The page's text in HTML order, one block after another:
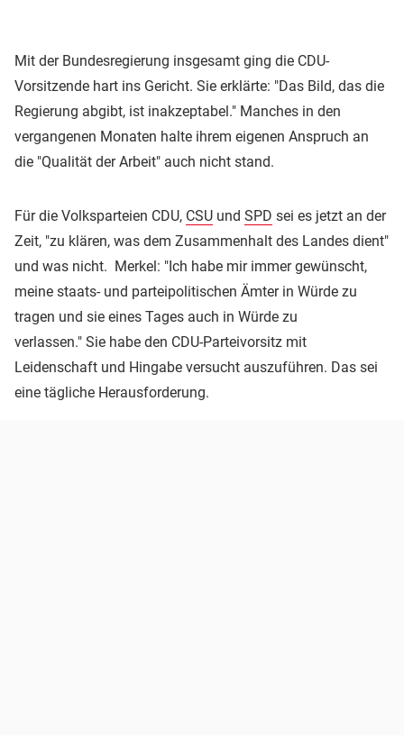
Mit der Bundesregierung insgesamt ging die CDU-
Vorsitzende hart ins Gericht. Sie erklärte: "Das Bild, das die
Regierung abgibt, ist inakzeptabel." Manches in den
vergangenen Monaten halte ihrem eigenen Anspruch an
die "Qualität der Arbeit" auch nicht stand.
Für die Volksparteien CDU, CSU und SPD sei es jetzt an der
Zeit, "zu klären, was dem Zusammenhalt des Landes dient"
und was nicht. Merkel: "Ich habe mir immer gewünscht,
meine staats- und parteipolitischen Ämter in Würde zu
tragen und sie eines Tages auch in Würde zu
verlassen." Sie habe den CDU-Parteivorsitz mit
Leidenschaft und Hingabe versucht auszuführen. Das sei
eine tägliche Herausforderung.